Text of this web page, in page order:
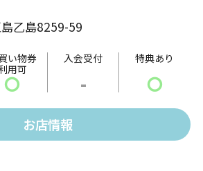
ます「ハート・フル・メンテナン
ービスマン・整備士が安全・安心
車両整備に取り組んでいます。
乙島8259-59
い物券
用可
〇
入会受付
-
特典あり
〇
お店情報